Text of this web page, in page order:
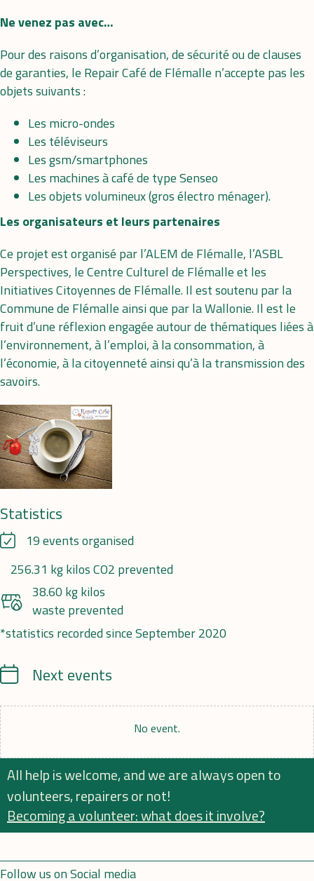
Ne venez pas avec…
Pour des raisons d’organisation, de sécurité ou de clauses
de garanties, le Repair Café de Flémalle n’accepte pas les
objets suivants :
Les micro-ondes
Les téléviseurs
Les gsm/smartphones
Les machines à café de type Senseo
Les objets volumineux (gros électro ménager).
Les organisateurs et leurs partenaires
Ce projet est organisé par l’ALEM de Flémalle, l’ASBL
Perspectives, le Centre Culturel de Flémalle et les
Initiatives Citoyennes de Flémalle. Il est soutenu par la
Commune de Flémalle ainsi que par la Wallonie. Il est le
fruit d’une réflexion engagée autour de thématiques liées à
l’environnement, à l’emploi, à la consommation, à
l’économie, à la citoyenneté ainsi qu’à la transmission des
savoirs.
Statistics
19 events organised
256.31 kg kilos CO2 prevented
38.60 kg kilos
waste prevented
*statistics recorded since September 2020
CalendrierNext events
No event.
All help is welcome, and we are always open to
volunteers, repairers or not!
Becoming a volunteer: what does it involve?
Follow us on Social media